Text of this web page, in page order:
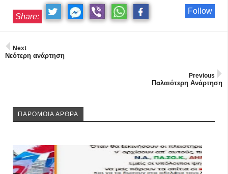
Follow
Share:
Next
Νεότερη ανάρτηση
Previous
Παλαιότερη Ανάρτηση
ΠΑΡΟΜΟΙΑ ΑΡΘΡΑ